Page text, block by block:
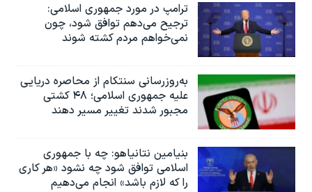
ترامپ در مورد جمهوری اسلامی:
ترجیح می‌دهم توافق شود، چون
نمی‌خواهم مردم کشته شوند
به‌روزرسانی سنتکام از محاصره دریایی
علیه جمهوری اسلامی؛ ۴۸ کشتی
مجبور شدند تغییر مسیر دهند
بنیامین نتانیاهو: چه با جمهوری
اسلامی توافق شود چه نشود «هر کاری
را که لازم باشد» انجام می‌دهیم